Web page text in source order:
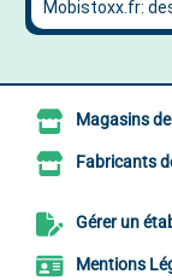
Magasins
Fabricants
Gérer un
Mentions